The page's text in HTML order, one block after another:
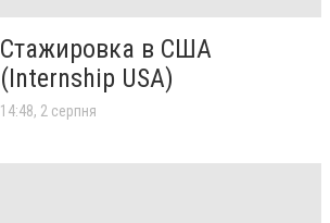
Стажировка в США
(Internship USA)
14:48, 2 серпня